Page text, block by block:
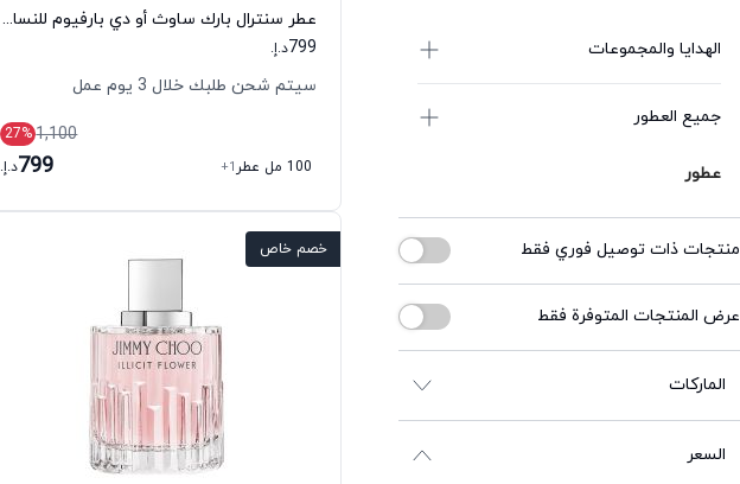
الهدايا والمجموعات
جميع العطور
عطور
منتجات ذات توصيل فوري فقط
عرض المنتجات المتوفرة فقط
الماركات
السعر
عطر سنترال بارك ساوث أو دي بارفيوم للنساء بوند نامبر 9
799د.إ.
سيتم شحن طلبك خلال 3 يوم عمل
1,100
27%
100 مل عطر
+1
799د.إ.
خصم خاص